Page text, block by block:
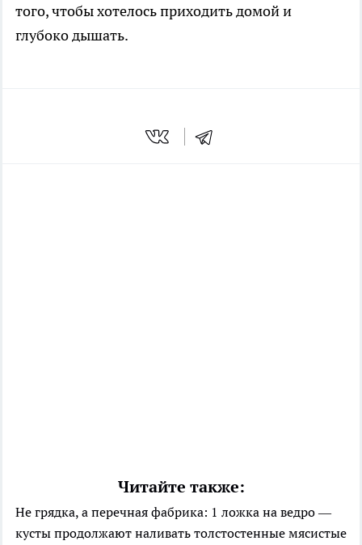
того, чтобы хотелось приходить домой и
глубоко дышать.
Читайте также:
Не грядка, а перечная фабрика: 1 ложка на ведро —
кусты продолжают наливать толстостенные мясистые